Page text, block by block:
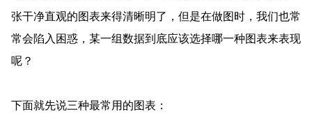
张干净直观的图表来得清晰明了，但是在做图时，我们也常
常会陷入困惑，某一组数据到底应该选择哪一种图表来表现
呢？
下面就先说三种最常用的图表：